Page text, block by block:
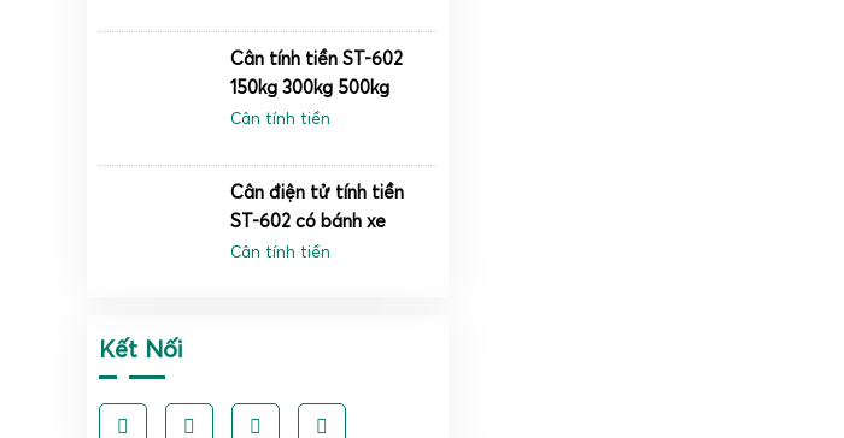
Cân tính tiền ST-602
150kg 300kg 500kg
Cân tính tiền
Cân điện tử tính tiền
ST-602 có bánh xe
Cân tính tiền
Kết Nối